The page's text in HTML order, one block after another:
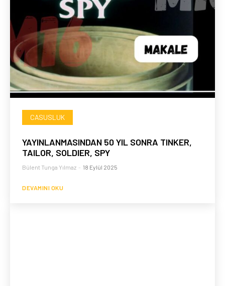
CASUSLUK
YAYINLANMASINDAN 50 YIL SONRA TINKER,
TAILOR, SOLDIER, SPY
Bülent Tunga Yılmaz - 18 Eylül 2025
DEVAMINI OKU